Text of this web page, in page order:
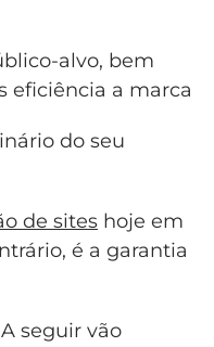
alvo, bem
eficiência a marca
do seu
de sites hoje em
é a garantia
seguir vão